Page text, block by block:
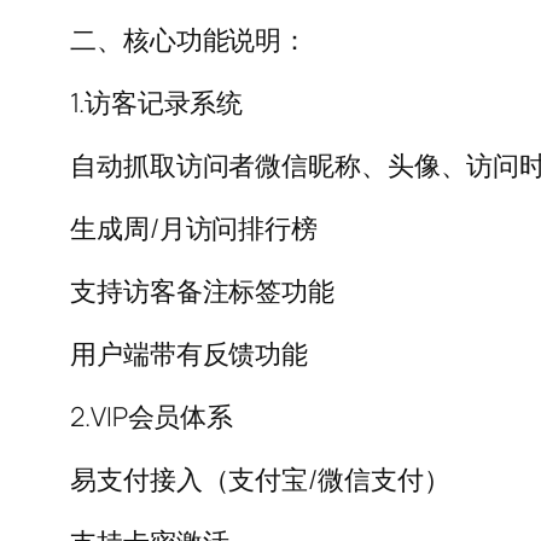
二、核心功能说明：
1.访客记录系统
自动抓取访问者微信昵称、头像、访问
生成周/月访问排行榜
支持访客备注标签功能
用户端带有反馈功能
2.VIP会员体系
易支付接入（支付宝/微信支付）